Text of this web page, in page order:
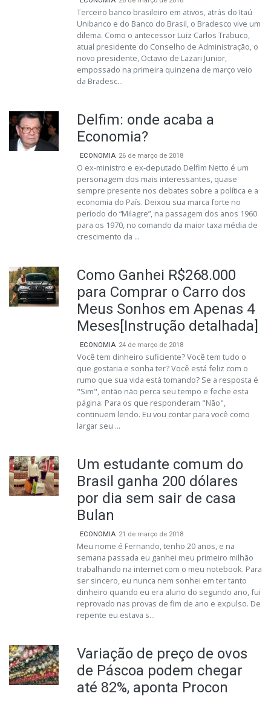
Terceiro banco brasileiro em ativos, atrás do Itaú
Unibanco e do Banco do Brasil, o Bradesco vive um
dilema. Como o antecessor Luiz Carlos Trabuco,
atual presidente do Conselho de Administração, o
novo presidente, Octavio de Lazari Junior,
empossado na primeira quinzena de março veio
da Bradesc...
Delfim: onde acaba a
Economia?
ECONOMIA 26 de março de 2018
O ex-ministro e ex-deputado Delfim Netto é um
personagem dos mais interessantes, quase
sempre presente nos debates sobre a política e a
economia do País. Deixou sua marca forte no
período do “Milagre”, na passagem dos anos 1960
para os 1970, no comando da maior taxa média de
crescimento da ...
Como Ganhei R$268.000
para Comprar o Carro dos
Meus Sonhos em Apenas 4
Meses[Instrução detalhada]
ECONOMIA 24 de março de 2018
Você tem dinheiro suficiente? Você tem tudo o
que gostaria e sonha ter? Você está feliz com o
rumo que sua vida está tomando? Se a resposta é
"Sim", então não perca seu tempo e feche esta
página. Para os que responderam "Não",
continuem lendo. Eu vou contar para você como
largar seu ...
Um estudante comum do
Brasil ganha 200 dólares
por dia sem sair de casa
Bulan
ECONOMIA 21 de março de 2018
Meu nome é Fernando, tenho 20 anos, e na
semana passada eu ganhei meu primeiro milhão
trabalhando na internet com o meu notebook. Para
ser sincero, eu nunca nem sonhei em ter tanto
dinheiro quando eu era aluno do segundo ano, fui
reprovado nas provas de fim de ano e expulso. De
repente eu estava s...
Variação de preço de ovos
de Páscoa podem chegar
até 82%, aponta Procon